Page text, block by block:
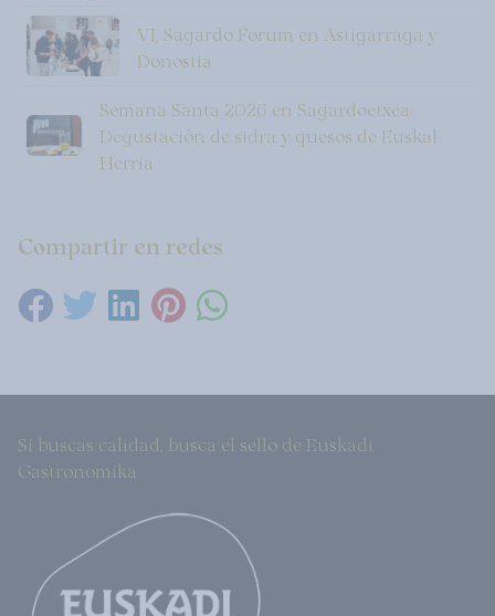
VI, Sagardo Forum en Astigarraga y
Donostia
Semana Santa 2026 en Sagardoetxea:
Degustación de sidra y quesos de Euskal
Herria
Compartir en redes
Si buscas calidad, busca el sello de Euskadi
Gastronomika